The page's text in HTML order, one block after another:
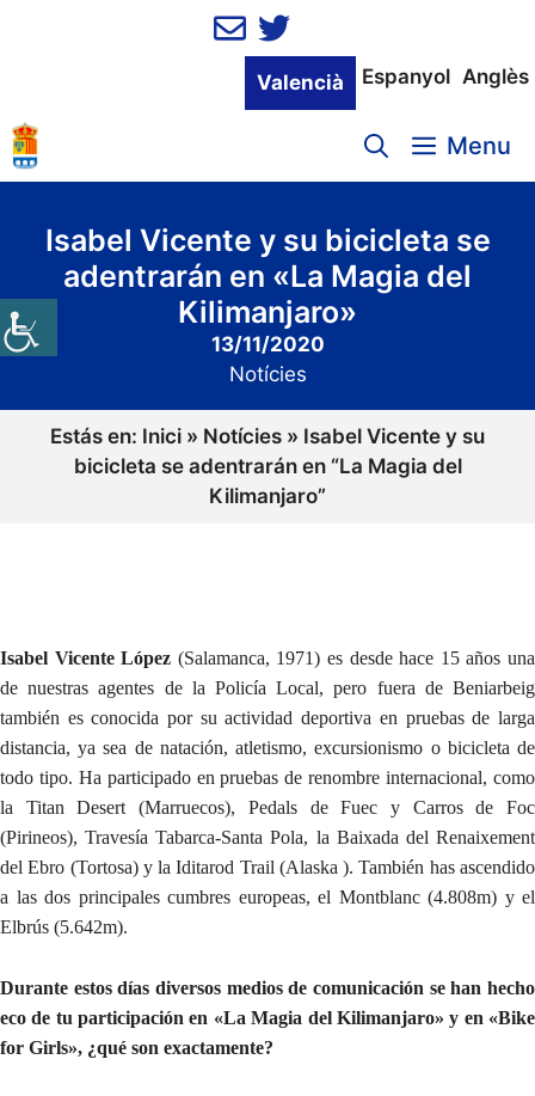
Valencià Espanyol Anglès
Menu
Isabel Vicente y su bicicleta se
adentrarán en «La Magia del
Kilimanjaro»
13/11/2020
Notícies
Estás en: Inici » Notícies » Isabel Vicente y su
bicicleta se adentrarán en “La Magia del
Kilimanjaro”
Isabel Vicente López (Salamanca, 1971) es desde hace 15 años una
de nuestras agentes de la Policía Local, pero fuera de Beniarbeig
también es conocida por su actividad deportiva en pruebas de larga
distancia, ya sea de natación, atletismo, excursionismo o bicicleta de
todo tipo. Ha participado en pruebas de renombre internacional, como
la Titan Desert (Marruecos), Pedals de Fuec y Carros de Foc
(Pirineos), Travesía Tabarca-Santa Pola, la Baixada del Renaixement
del Ebro (Tortosa) y la Iditarod Trail (Alaska ). También has ascendido
a las dos principales cumbres europeas, el Montblanc (4.808m) y el
Elbrús (5.642m).
Durante estos días diversos medios de comunicación se han hecho
eco de tu participación en «La Magia del Kilimanjaro» y en «Bike
for Girls», ¿qué son exactamente?